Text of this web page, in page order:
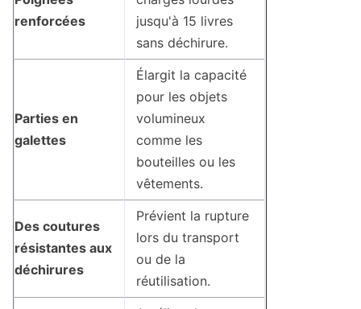
renforcées
jusqu'à 15 livres
sans déchirure.
Parties en
galettes
Élargit la capacité
pour les objets
volumineux
comme les
bouteilles ou les
vêtements.
Des coutures
résistantes aux
déchirures
Prévient la rupture
lors du transport
ou de la
réutilisation.